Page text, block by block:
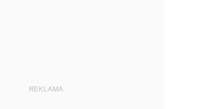
REKLAMA